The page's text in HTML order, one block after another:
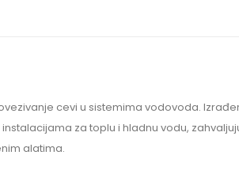
cevi u sistemima vodovoda.
za toplu i hladnu vodu,
alatima.